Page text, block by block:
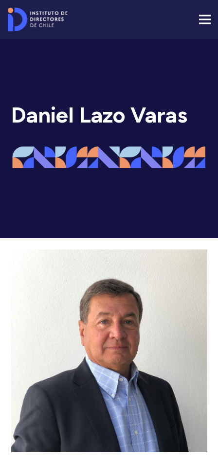
Daniel Lazo Varas